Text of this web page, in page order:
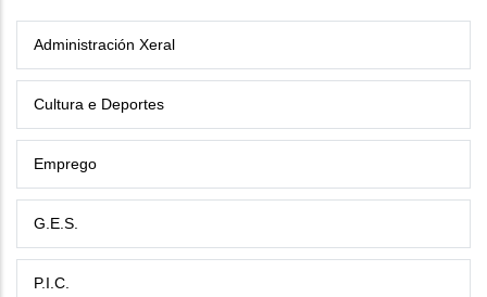
Administración Xeral
Cultura e Deportes
Emprego
G.E.S.
P.I.C.